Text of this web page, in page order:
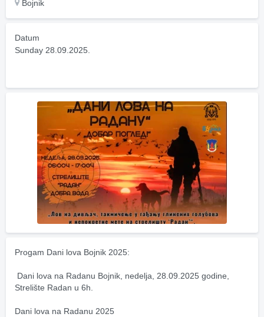
Bojnik
Datum
Sunday 28.09.2025.
Progam Dani lova Bojnik 2025:
Strelište Radan u 6h.
Dani lova na Radanu 2025